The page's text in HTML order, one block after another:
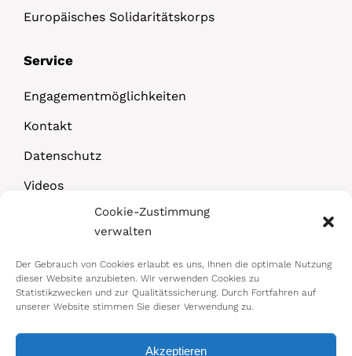
Cookie-Zustimmung
verwalten
Der Gebrauch von Cookies erlaubt es uns, Ihnen die optimale Nutzung
dieser Website anzubieten. Wir verwenden Cookies zu
Statistikzwecken und zur Qualitätssicherung. Durch Fortfahren auf
unserer Website stimmen Sie dieser Verwendung zu.
Akzeptieren
Europäisches Solidaritätskorps
Service
Engagementmöglichkeiten
Kontakt
Datenschutz
Videos